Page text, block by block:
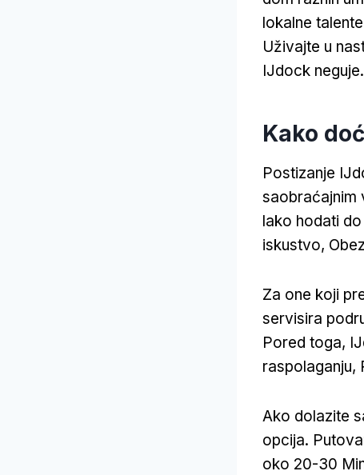
lokalne
Uživajte u
IJdock neguje.
Kako
Postizanje
saobraćajnim
lako hodati
iskustvo,
Za one koji
servisira
Pored toga,
raspolaganju,
Ako dolazite
opcija.
oko 20-30